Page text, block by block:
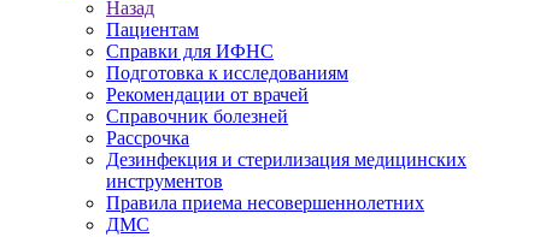
Назад
Пациентам
Справки для ИФНС
Подготовка к исследованиям
Рекомендации от врачей
Справочник болезней
Рассрочка
Дезинфекция и стерилизация медицинских
инструментов
Правила приема несовершеннолетних
ДМС